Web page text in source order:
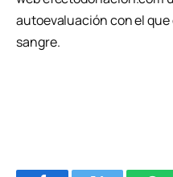
autoevaluación con el
sangre.